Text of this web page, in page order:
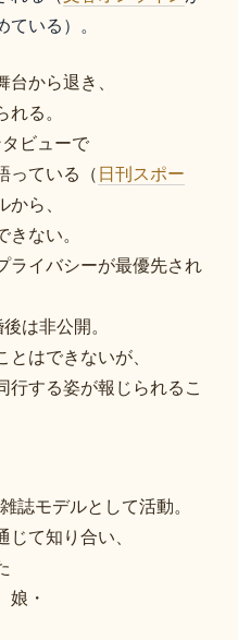
いる）。
から退き、
る。
ビューで
っている（ 日刊スポー
ら、
ない。
ライバシーが最優先され
は非公開。
はできないが、
行する姿が報じられるこ
誌モデルとして活動。
て知り合い、
娘・